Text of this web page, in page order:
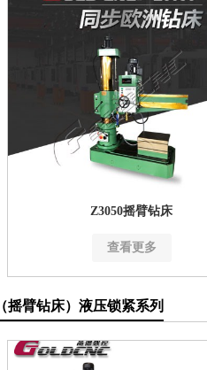
Z3050摇臂钻床
查看更多
（摇臂钻床）液压锁紧系列